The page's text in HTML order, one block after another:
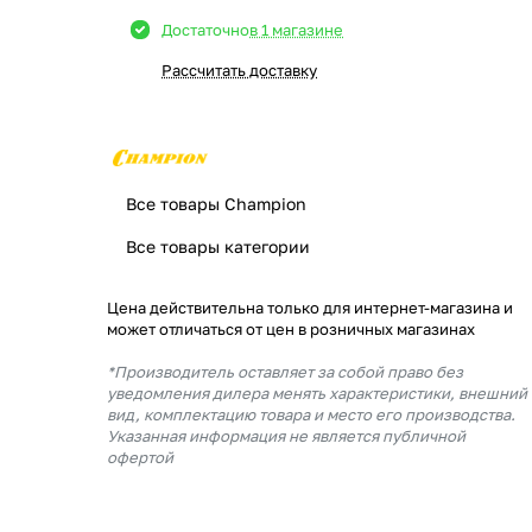
Достаточнов 1 магазине
Рассчитать доставку
Все товары Champion
Все товары категории
Цена действительна только для интернет-магазина и
может отличаться от цен в розничных магазинах
*Производитель оставляет за собой право без
уведомления дилера менять характеристики, внешний
вид, комплектацию товара и место его производства.
Указанная информация не является публичной
офертой